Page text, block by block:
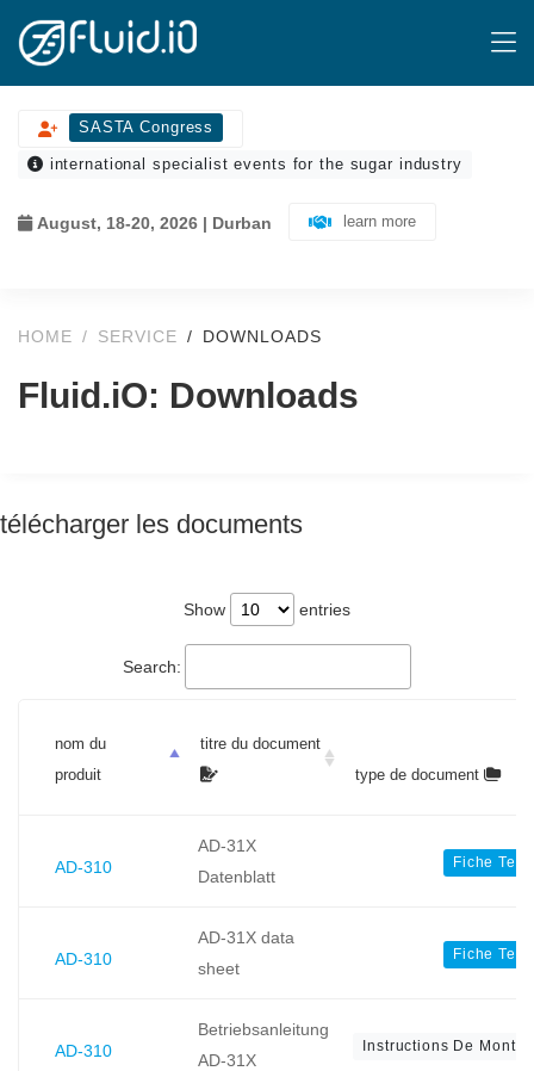
SASTA Congress
international specialist events for the sugar industry
August, 18-20, 2026 | Durban learn more
HOME SERVICE DOWNLOADS
Fluid.iO: Downloads
télécharger les documents
Show entries
Search:
nom du
produit
titre du document
type de document
AD-310
AD-31X
Datenblatt
Fiche
AD-310
AD-31X data
sheet
Fiche
AD-310
Betriebsanleitung
AD-31X
Instructions De